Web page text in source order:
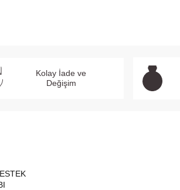
Kolay İade ve
Değişim